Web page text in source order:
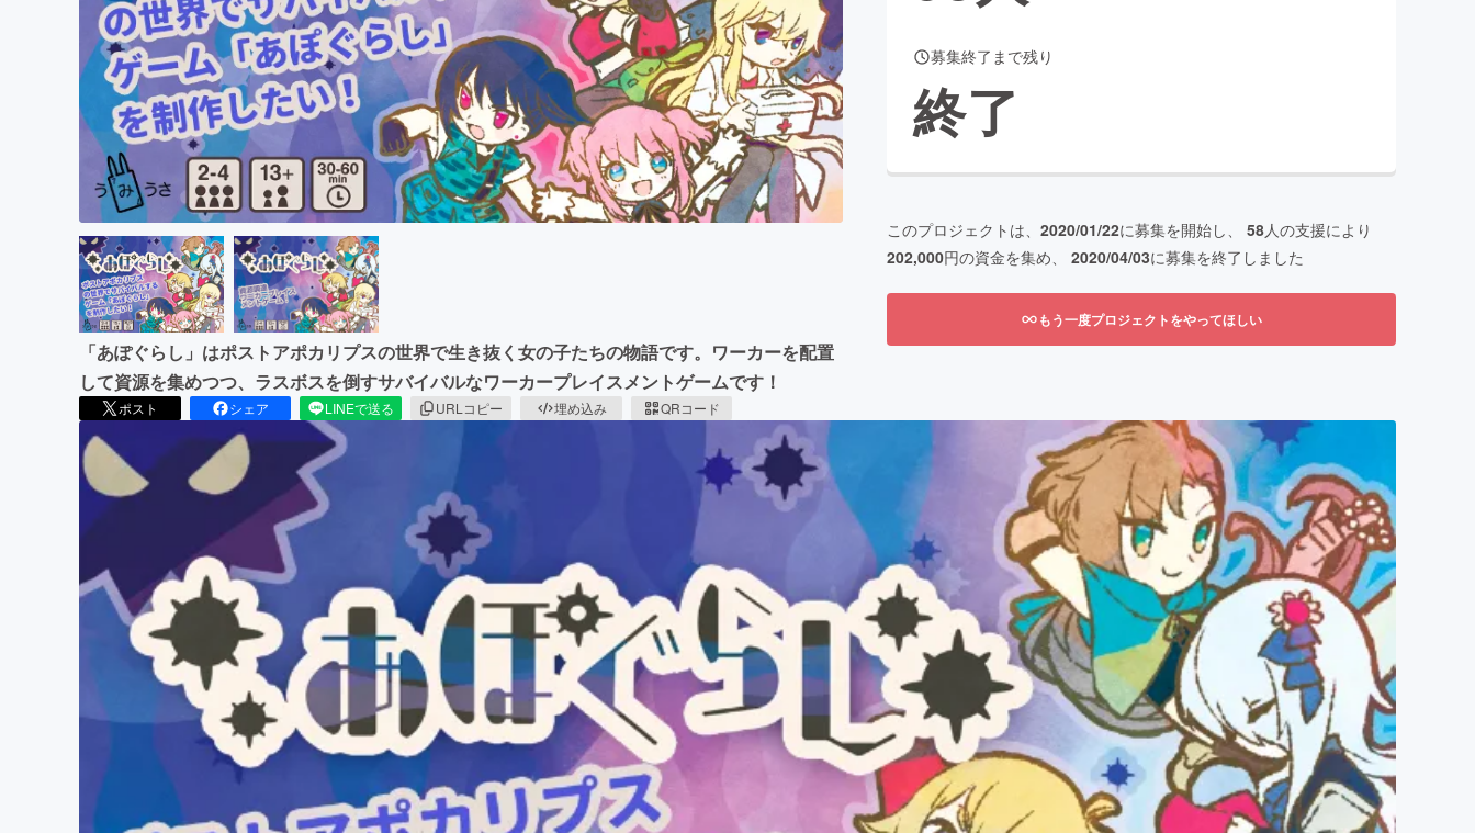
CAMPFIRE for Social GoodCAMPFIRE Creation
CAMPFIREふるさと納税machi-yaコミュニティ
「あぽぐらし」はポストアポカリプスの世界で生き抜く女の子たちの物語です。ワーカーを配置
して資源を集めつつ、ラスボスを倒すサバイバルなワーカープレイスメントゲームです！
ポスト シェア LINEで送る URLコピー 埋め込み QRコード
募集終了まで残り
終了
このプロジェクトは、 2020/01/22に募集を開始し、 58人の支援により
202,000円の資金を集め、 2020/04/03に募集を終了しました
もう一度プロジェクトをやってほしい